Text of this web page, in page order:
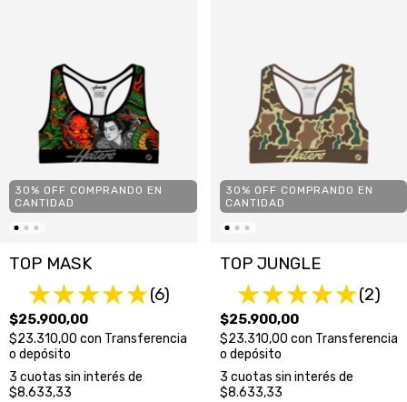
30% OFF COMPRANDO EN
CANTIDAD
TOP MASK
(6)
$25.900,00
$23.310,00 con Transferencia
o depósito
3 cuotas sin interés de
$8.633,33
30% OFF COMPRANDO EN
CANTIDAD
TOP JUNGLE
(2)
$25.900,00
$23.310,00 con Transferencia
o depósito
3 cuotas sin interés de
$8.633,33